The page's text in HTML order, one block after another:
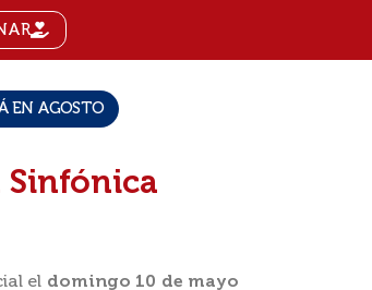
EN AGOSTO
Sinfónica
el domingo 10 de mayo